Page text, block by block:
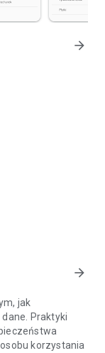
arrow_forward
Tip i split i wiele
arrow_forward
jak
Praktyki
korzystania